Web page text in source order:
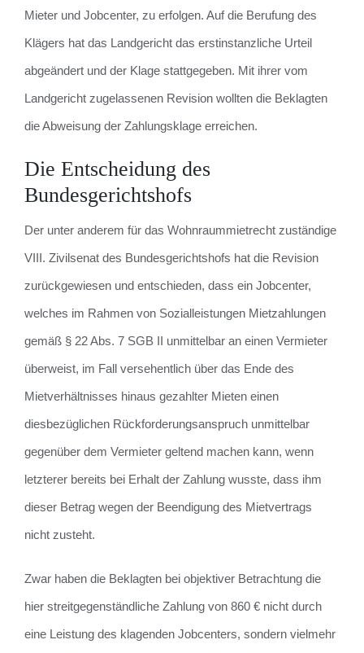
Mieter und Jobcenter, zu erfolgen. Auf die Berufung des
Klägers hat das Landgericht das erstinstanzliche Urteil
abgeändert und der Klage stattgegeben. Mit ihrer vom
Landgericht zugelassenen Revision wollten die Beklagten
die Abweisung der Zahlungsklage erreichen.
Die Entscheidung des
Bundesgerichtshofs
Der unter anderem für das Wohnraummietrecht zuständige
VIII. Zivilsenat des Bundesgerichtshofs hat die Revision
zurückgewiesen und entschieden, dass ein Jobcenter,
welches im Rahmen von Sozialleistungen Mietzahlungen
gemäß § 22 Abs. 7 SGB II unmittelbar an einen Vermieter
überweist, im Fall versehentlich über das Ende des
Mietverhältnisses hinaus gezahlter Mieten einen
diesbezüglichen Rückforderungsanspruch unmittelbar
gegenüber dem Vermieter geltend machen kann, wenn
letzterer bereits bei Erhalt der Zahlung wusste, dass ihm
dieser Betrag wegen der Beendigung des Mietvertrags
nicht zusteht.
Zwar haben die Beklagten bei objektiver Betrachtung die
hier streitgegenständliche Zahlung von 860 € nicht durch
eine Leistung des klagenden Jobcenters, sondern vielmehr